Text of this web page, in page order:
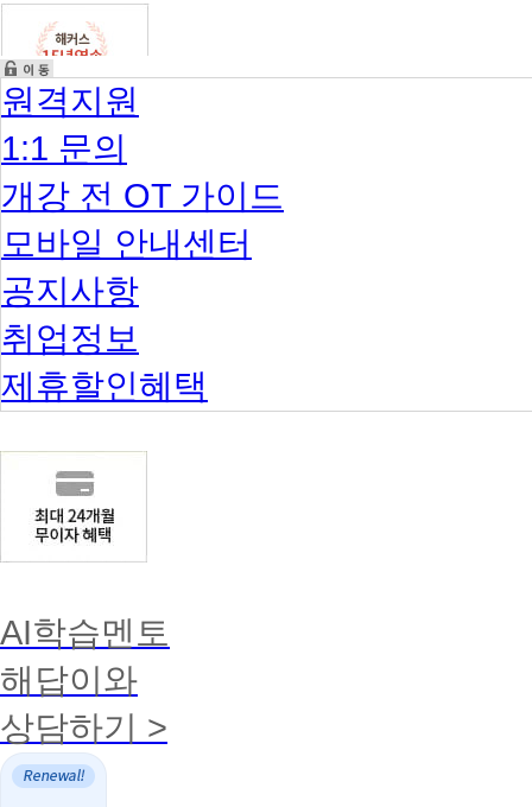
원격지원
1:1 문의
개강 전 OT 가이드
모바일 안내센터
공지사항
취업정보
제휴할인혜택
AI학습멘토
해답이와
상담하기 >